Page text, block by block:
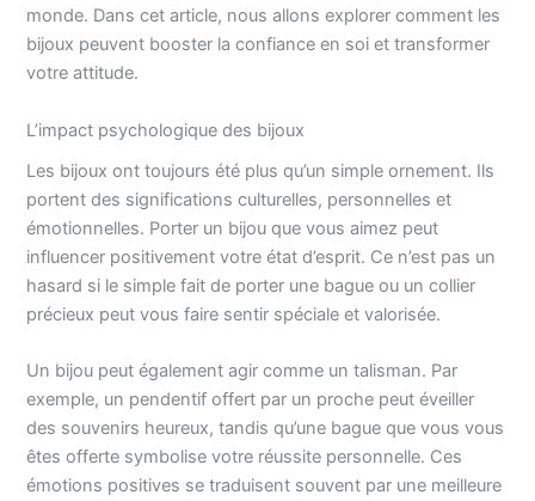
monde. Dans cet article, nous allons explorer comment les
bijoux peuvent booster la confiance en soi et transformer
votre attitude.
L’impact psychologique des bijoux
Les bijoux ont toujours été plus qu’un simple ornement. Ils
portent des significations culturelles, personnelles et
émotionnelles. Porter un bijou que vous aimez peut
influencer positivement votre état d’esprit. Ce n’est pas un
hasard si le simple fait de porter une bague ou un collier
précieux peut vous faire sentir spéciale et valorisée.
Un bijou peut également agir comme un talisman. Par
exemple, un pendentif offert par un proche peut éveiller
des souvenirs heureux, tandis qu’une bague que vous vous
êtes offerte symbolise votre réussite personnelle. Ces
émotions positives se traduisent souvent par une meilleure